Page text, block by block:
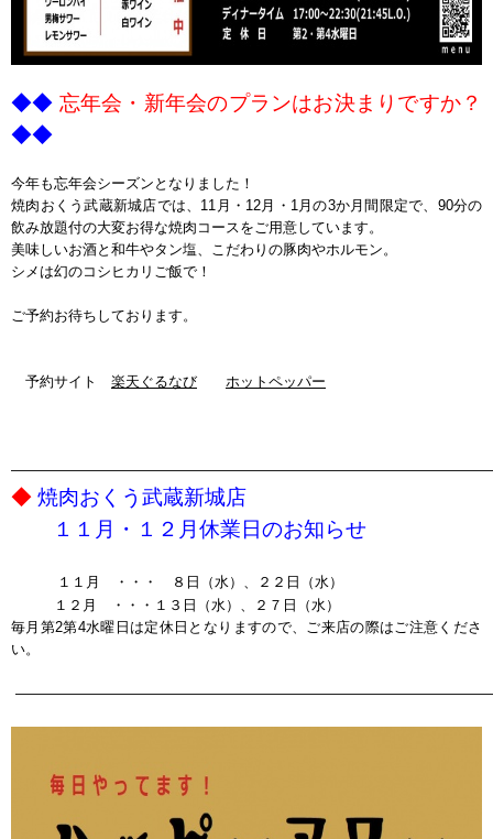
◆◆ 忘年会・新年会のプランはお決まりですか？
◆◆
今年も忘年会シーズンとなりました！
焼肉おくう武蔵新城店では、11月・12月・1月の3か月間限定で、90分の
飲み放題付の大変お得な焼肉コースをご用意しています。
美味しいお酒と和牛やタン塩、こだわりの豚肉やホルモン。
シメは幻のコシヒカリご飯で！
ご予約お待ちしております。
予約サイト 楽天ぐるなび ホットペッパー
◆ 焼肉おくう武蔵新城店
１１月・１２月休業日のお知らせ
１１月 ・・・ ８日（水）、２２日（水）
１２ 月 ・・・１３日（水）、２７日（水）
毎月第2第4水曜日は定休日となりますので、ご来店の際はご注意くださ
い。